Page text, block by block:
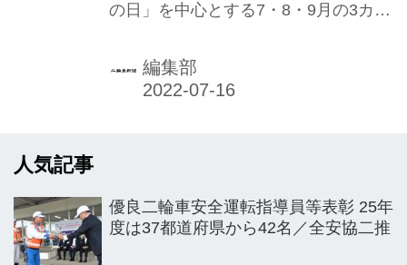
の日」を中心とする7・8・9月の3カ月
り、行政などと連携し、交通安全訴求
を踏まえた上で、二輪車の社会的有用
編集部
人気記事
優良二輪車安全運転指導員等表彰 25年
度は37都道府県から42名／全安協二推